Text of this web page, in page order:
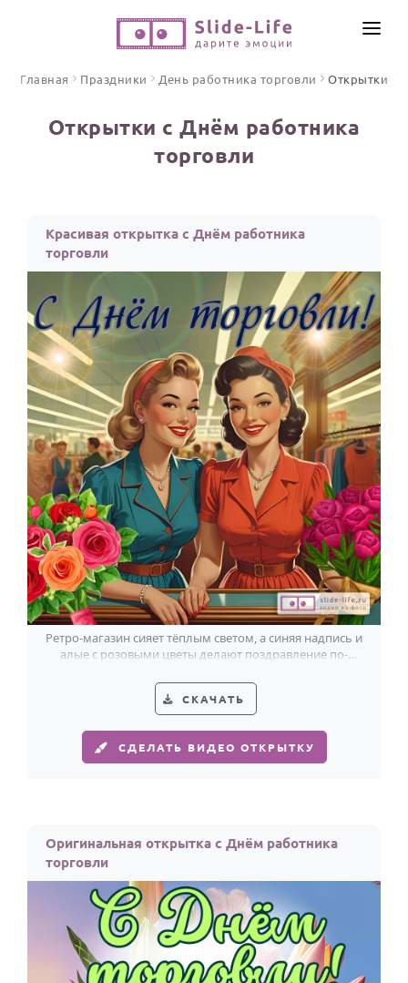
Открытки
Стихи и тексты
ПРАЗДНИКИ
С Днем рождения
Юбилей
Свадьба
Выпускной HOT
Календарь праздников
КОМУ
Женщине
Мужчине
Маме
Папе
Детям
Все родственники
ПЕРСОНАЛЬНЫЕ
Пожелания
ИНСТРУМЕНТЫ
ОТЗЫВЫ
Главная Праздники День работника торговли Открытки
Открытки с Днём работника
торговли
Красивая открытка с Днём работника
торговли
Ретро-магазин сияет тёплым светом, а синяя надпись и
алые с розовыми цветы делают поздравление по-
СКАЧАТЬ
СДЕЛАТЬ ВИДЕО ОТКРЫТКУ
Оригинальная открытка с Днём работника
торговли